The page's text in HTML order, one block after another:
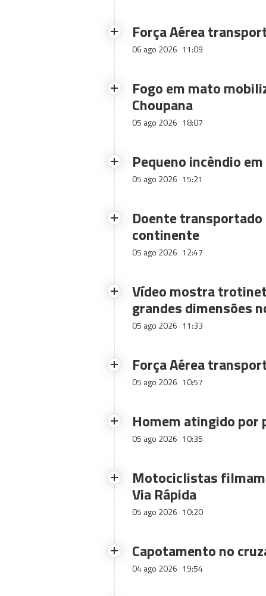
Força Aérea
06 ago 2026 11:09
Fogo em mato
Choupana
05 ago 2026 18:07
Pequeno incêndio
05 ago 2026 15:21
Doente transportado
continente
05 ago 2026 12:47
Vídeo mostra
grandes dimensões
05 ago 2026 11:33
Força Aérea
05 ago 2026 10:57
Homem atingido por
05 ago 2026 10:35
Motociclistas
Via Rápida
05 ago 2026 10:20
Capotamento no
04 ago 2026 19:54